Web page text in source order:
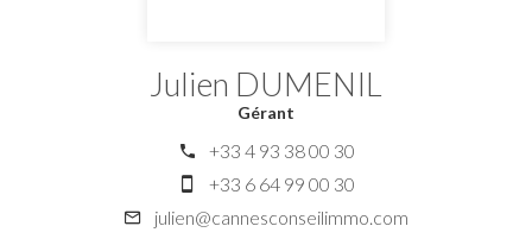
Julien DUMENIL
Gérant
+33 4 93 38 00 30
+33 6 64 99 00 30
julien@cannesconseilimmo.com